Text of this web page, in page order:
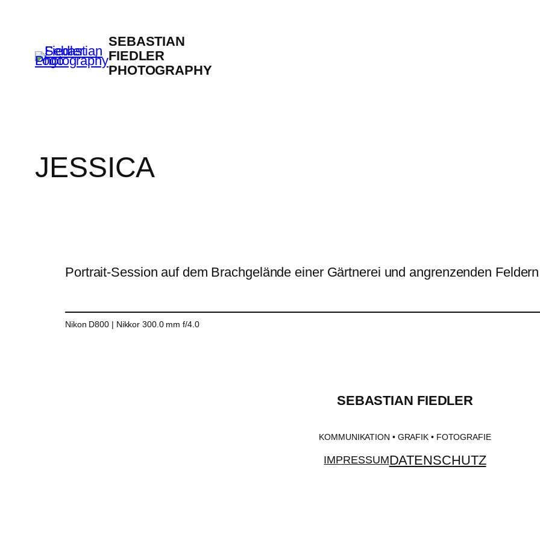
springen
SEBASTIAN
FIEDLER
PHOTOGRAPHY
JESSICA
Portrait-Session auf dem Brachgelände einer Gärtnerei und angrenzenden
Nikon D800 | Nikkor 300.0 mm f/4.0
SEBASTIAN FIEDLER
KOMMUNIKATION • GRAFIK • FOTOGRAFIE
IMPRESSUMDATENSCHUTZ